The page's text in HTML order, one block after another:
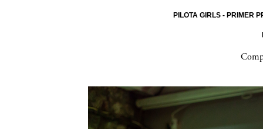
PILOTA GIRLS - PRIMER